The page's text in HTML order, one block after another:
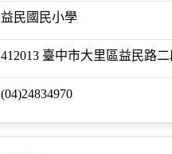
益民國民小學
412013 臺中市大里區益民路二
(04)24834970